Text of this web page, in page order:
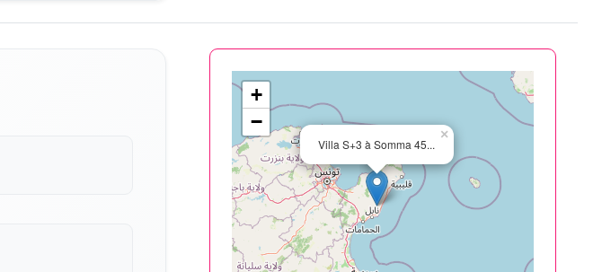
Villa S+3 à Somma 45...
×
+
−